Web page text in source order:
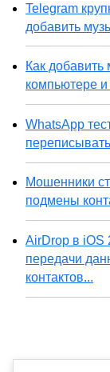
Telegram
добавить
Как
компьютере
WhatsApp
Мошенники
подмены
AirDrop в iOS
передачи
контактов...